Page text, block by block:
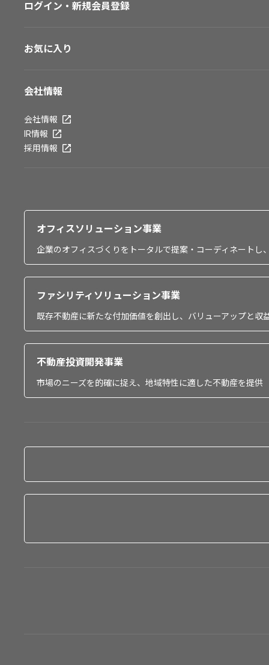
ログイン・新規会員登録
お気に入り
会社情報
会社情報
IR情報
採用情報
オフィスソリューション事業
企業のオフィスづくりをトータルで提案・コーディネート
ファシリティソリューション事業
既存不動産に新たな付加価値を創出し、バリューアップと収
不動産投資開発事業
市場のニーズを的確に捉え、地域特性に適した不動産を提供